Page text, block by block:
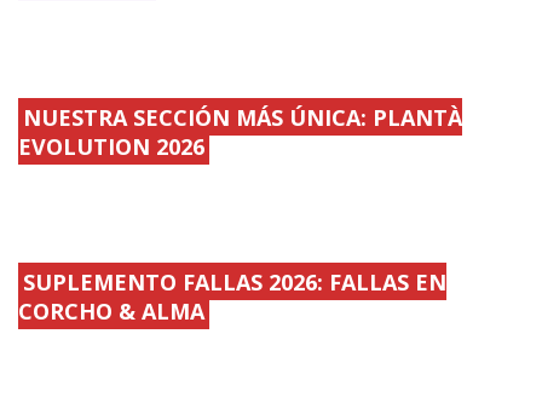
NUESTRA SECCIÓN MÁS ÚNICA: PLANTÀ
EVOLUTION 2026
SUPLEMENTO FALLAS 2026: FALLAS EN
CORCHO & ALMA